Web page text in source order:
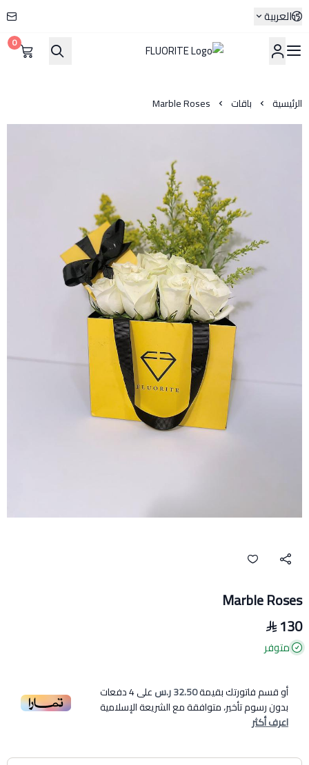
العربية
FLUORITE
0
الرئيسية باقات Marble Roses
Marble Roses
130
متوفر
أو قسم فاتورتك بقيمة32.50 ر.س على4دفعات
بدون رسوم تأخير، متوافقة مع الشريعة الإسلامية
اعرف أكثر